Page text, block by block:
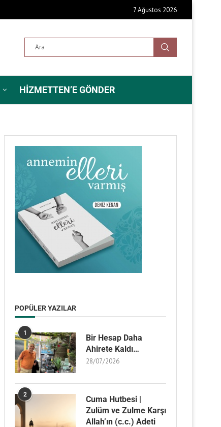
7 Ağustos 2026
HIZMETTEN’E GÖNDER
POPÜLER YAZILAR
1
Bir Hesap Daha
Ahirete Kaldı…
28/07/2026
2
Cuma Hutbesi |
Zulüm ve Zulme Karşı
Allah’ın (c.c.) Adeti